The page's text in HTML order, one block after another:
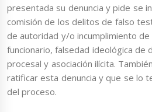
presentada su denuncia y pide se
comisión de los delitos de falso
de autoridad y/o incumplimiento
funcionario, falsedad ideológica de
procesal y asociación ilícita.
ratificar esta denuncia y que se lo
del proceso.